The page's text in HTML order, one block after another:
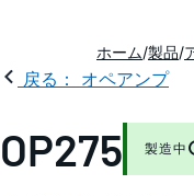
ホーム 製品
戻る： オペアンプ
OP275 製造中